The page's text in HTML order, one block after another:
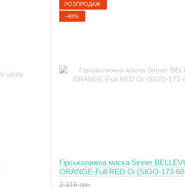
РОЗПРОДАЖ
−40%
Гірськолижна маска Sinner BELLEVUE
ORANGE-Full RED Oi (SIGO-173-
2 316 грн